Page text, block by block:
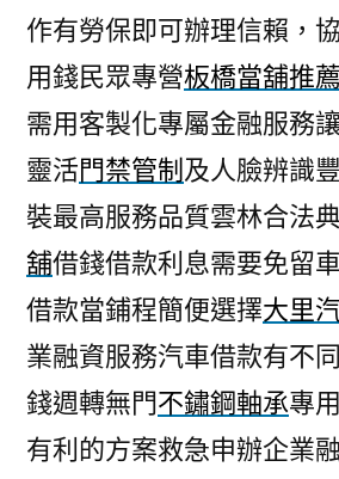
作有勞保即可辦理信賴，
用錢民眾專營板橋當舖推薦
需用客製化專屬金融服務
靈活門禁管制 及人臉辨識
裝最高服務品質雲林合法
舖借錢借款利息需要免留
借款當鋪程簡便選擇大里
業融資服務汽車借款有不
錢週轉無門不鏽鋼軸承專
有利的方案救急申辦企業